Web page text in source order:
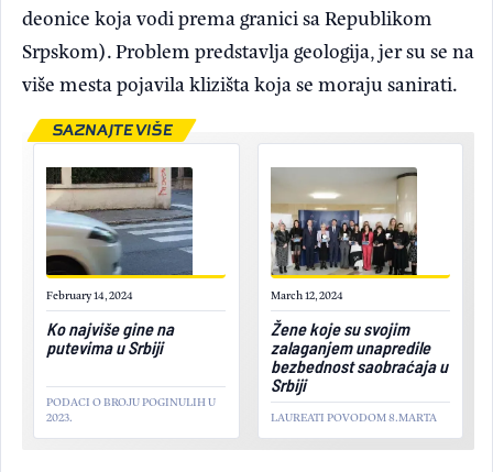
deonice koja vodi prema granici sa Republikom
Srpskom). Problem predstavlja geologija, jer su se na
više mesta pojavila klizišta koja se moraju sanirati.
February 14, 2024
Ko najviše gine na
putevima u Srbiji
PODACI O BROJU POGINULIH U
2023.
March 12, 2024
Žene koje su svojim
zalaganjem unapredile
bezbednost saobraćaja u
Srbiji
LAUREATI POVODOM 8.MARTA
SAZNAJTE VIŠE